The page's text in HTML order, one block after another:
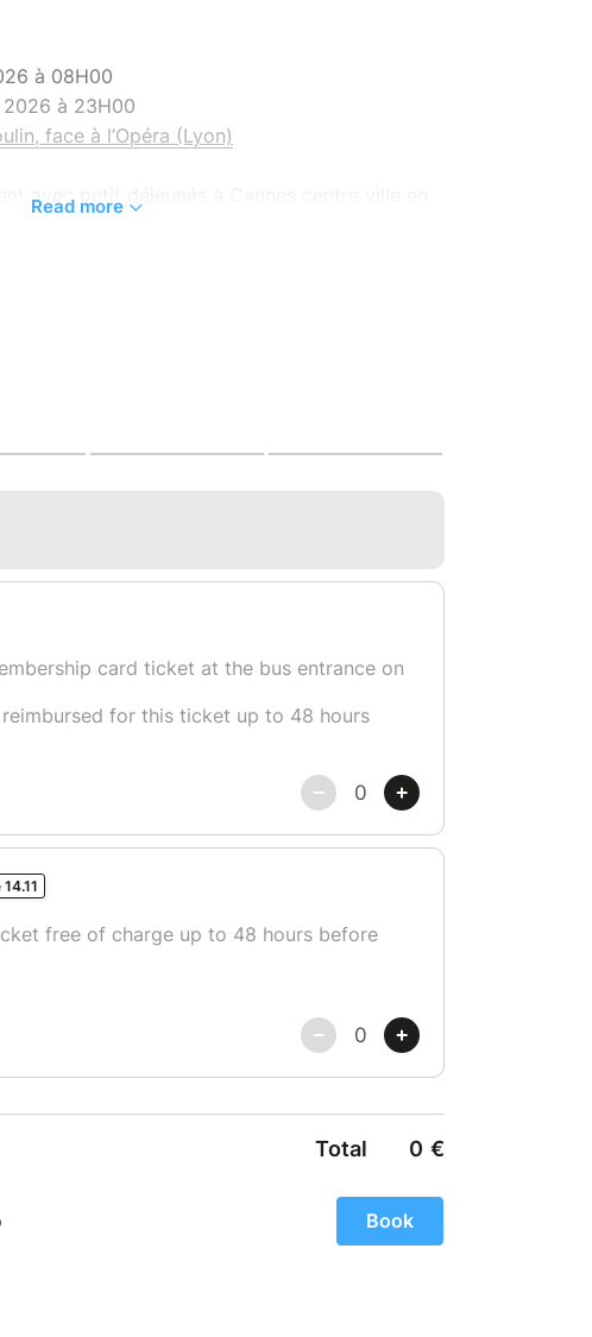
à 08H00
2026 à 23H00
face à l’Opéra (Lyon)
avec petit déjeunés à Cannes centre ville en
envie d’une promenade sur la balade des
du palais des festivals ? Ou bien
ses toutes dernières destinations, 2 jours et 1
Niceet Cannes, villes mondialement
pour le check-in dans notre
le reste de la journée. (Un city tour et
de Cannes pour la visite de Nice puis retour
Lyon et internationaux, le chant des cigales et
mars, puis 135€
votre achat après votre inscription.
non échangeable dans les 30 jours avant le
**48 heures avant le départ.**Il est
gratuitement avec une autre personne jusque
Read more